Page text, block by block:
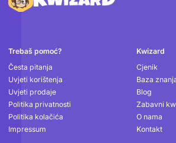
Podnožje
Trebaš pomoć?
Česta pitanja
Uvjeti korištenja
Uvjeti prodaje
Politika privatnosti
Politika kolačića
Impressum
Kwizard
Cjenik
Baza
Blog
Zabavni
O nama
Kontakt